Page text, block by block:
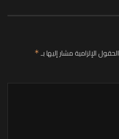
الحقول الإلزامية مشار إليها بـ*